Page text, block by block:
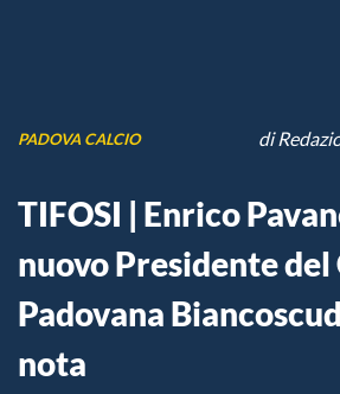
PADOVA CALCIO di
TIFOSI | Enrico
nuovo Presidente del
Padovana
nota